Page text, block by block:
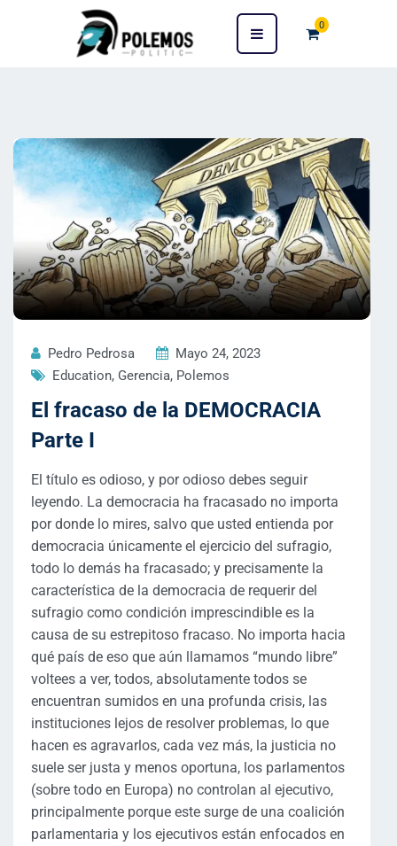
0
Pedro Pedrosa
Mayo 24, 2023
Education, Gerencia, Polemos
El fracaso de la DEMOCRACIA
Parte I
El título es odioso, y por odioso debes seguir
leyendo. La democracia ha fracasado no importa
por donde lo mires, salvo que usted entienda por
democracia únicamente el ejercicio del sufragio,
todo lo demás ha fracasado; y precisamente la
característica de la democracia de requerir del
sufragio como condición imprescindible es la
causa de su estrepitoso fracaso. No importa hacia
qué país de eso que aún llamamos “mundo libre”
voltees a ver, todos, absolutamente todos se
encuentran sumidos en una profunda crisis, las
instituciones lejos de resolver problemas, lo que
hacen es agravarlos, cada vez más, la justicia no
suele ser justa y menos oportuna, los parlamentos
(sobre todo en Europa) no controlan al ejecutivo,
principalmente porque este surge de una coalición
parlamentaria y los ejecutivos están enfocados en